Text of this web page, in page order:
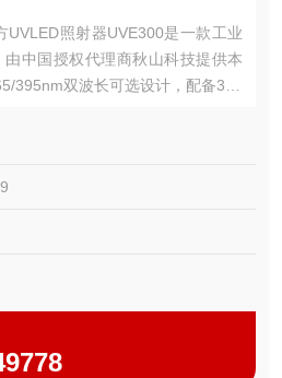
UVLED照射器UVE300是一款工业
中国授权代理商秋山科技提供本
395nm双波长可选设计，配备300